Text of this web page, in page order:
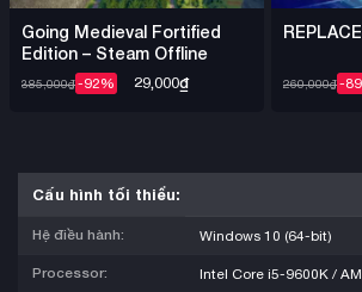
Going Medieval Fortified
Edition – Steam Offline
385,000₫-92% 29,000₫ 260,000₫-
Cấu hình tối thiểu:
Hệ điều hành: Windows 10 (64-bit)
Processor: Intel Core i5-9600K /